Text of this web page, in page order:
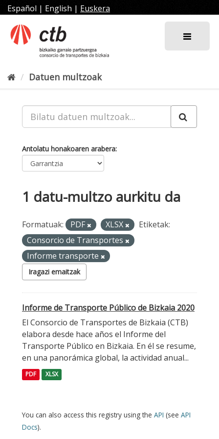
Joan
edukira
Español | English | Euskera
Datuen multzoak
Antolatu honakoaren arabera
1 datu-multzo aurkitu da
Formatuak: PDF XLSX
Etiketak:
Consorcio de Transportes
Informe transporte
Iragazi emaitzak
Informe de Transporte Público de Bizkaia 2020
El Consorcio de Transportes de Bizkaia (CTB)
elabora desde hace años el Informe del
Transporte Público en Bizkaia. En él se resume,
en una panorámica global, la actividad anual...
PDF XLSX
You can also access this registry using the API (see API
Docs).